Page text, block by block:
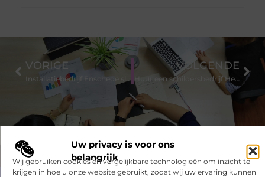
Uw privacy is voor ons
belangrijk
Wij gebruiken cookies en vergelijkbare technologieën om inzicht te
krijgen in hoe u onze website gebruikt, zodat wij uw ervaring kunnen
VORIGE
Installatiebedrijf Enschede sluit alles aan wat jij maar wil!
VOLGENDE
Huur een schildersbedrijf Hengelo in